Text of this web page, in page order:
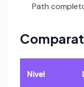
Path
Nivel